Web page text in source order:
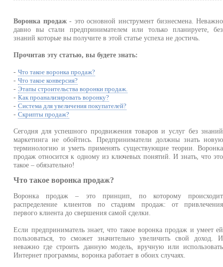
Воронка продаж- это основной инструмент бизнесмена. Неважно
давно вы стали предпринимателем или только планируете, без
знаний которые вы получите в этой статье успеха не достичь.
Прочитав эту статью, вы будете знать:
-Что такое воронка продаж?
-Что такое конверсия?
-Этапы строительства воронки продаж.
-Как проанализировать воронку?
-Система для увеличения покупателей?
-Скрипты продаж?
Сегодня для успешного продвижения товаров и услуг без знаний
маркетинга не обойтись. Предприниматели должны знать новую
терминологию и уметь применять существующие теории. Воронка
продаж относится к одному из ключевых понятий. И знать, что это
такое – обязательно!
Что такое воронка продаж?
Воронка продаж – это принцип, по которому происходит
распределение клиентов по стадиям продаж: от привлечения
первого клиента до свершения самой сделки.
Если предприниматель знает, что такое воронка продаж и умеет ей
пользоваться, то сможет значительно увеличить свой доход. И
неважно где строить данную модель, вручную или использовать
Интернет программы, воронка работает в обоих случаях.